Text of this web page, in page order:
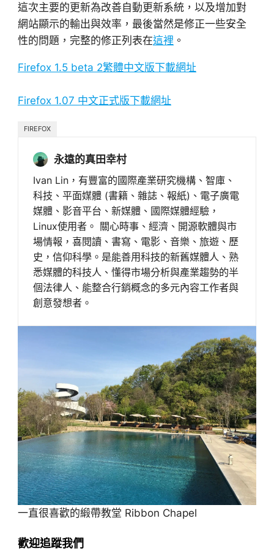
這次主要的更新為改善自動更新系統，以及增加對
網站顯示的輸出與效率，最後當然是修正一些安全
性的問題，完整的修正列表在這裡 。
Firefox 1.5 beta 2繁體中文版下載網址
Firefox 1.07 中文正式版下載網址
FIREFOX
永遠的真田幸村
Ivan Lin，有豐富的國際產業研究機構、智庫、
科技、平面媒體 (書籍、雜誌、報紙)、電子廣電
媒體、影音平台、新媒體、國際媒體經驗，
Linux使用者。 關心時事、經濟、開源軟體與市
場情報，喜閱讀、書寫、電影、音樂、旅遊、歷
史，信仰科學。是能善用科技的新舊媒體人、熟
悉媒體的科技人、懂得市場分析與產業趨勢的半
個法律人、能整合行銷概念的多元內容工作者與
創意發想者。
一直很喜歡的緞帶教堂 Ribbon Chapel
歡迎追蹤我們